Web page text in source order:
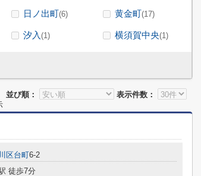
日ノ出町(6) 黄金町(17)
汐入 (1) 横須賀中央(1)
並び順：
表示件数：
区台町6-2
徒歩7分